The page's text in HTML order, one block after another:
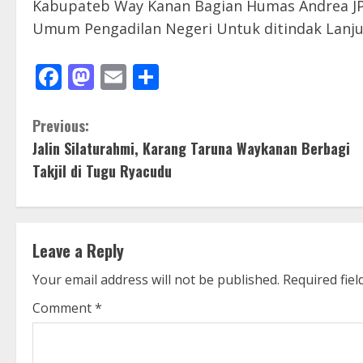
Kabupateb Way Kanan Bagian Humas Andrea
Umum Pengadilan Negeri Untuk ditindak
Facebook
Mastodon
Email
C
o
n
i
n
u
Previous:
Jalin Silaturahmi, Karang Taruna Waykanan Berbagi
Takjil di Tugu Ryacudu
Leave a Reply
Your email address will not be published. Required
Comment*